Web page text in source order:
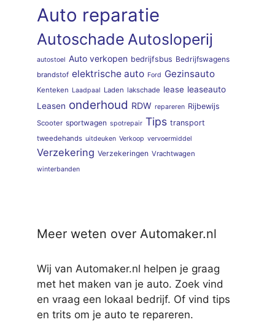
Auto reparatie
Autoschade Autosloperij
autostoel Auto verkopen bedrijfsbus Bedrijfswagens
brandstof elektrische auto Ford Gezinsauto
Kenteken Laadpaal Laden lakschade lease leaseauto
Leasen onderhoud RDW repareren Rijbewijs
Scooter sportwagen spotrepair Tips transport
tweedehands uitdeuken Verkoop vervoermiddel
Verzekering Verzekeringen Vrachtwagen
winterbanden
Meer weten over Automaker.nl
Wij van Automaker.nl helpen je graag
met het maken van je auto. Zoek vind
en vraag een lokaal bedrijf. Of vind tips
en trits om je auto te repareren.